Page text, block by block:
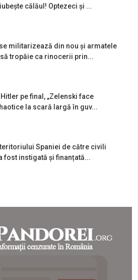
călăul! Optezeci și ...
militarizează din nou și armatele
tropăie ca rinocerii prin...
pe final, „Zelenski face
la scară largă în guv...
teritoriului Spaniei de către civili
fost instigată și finanțată...